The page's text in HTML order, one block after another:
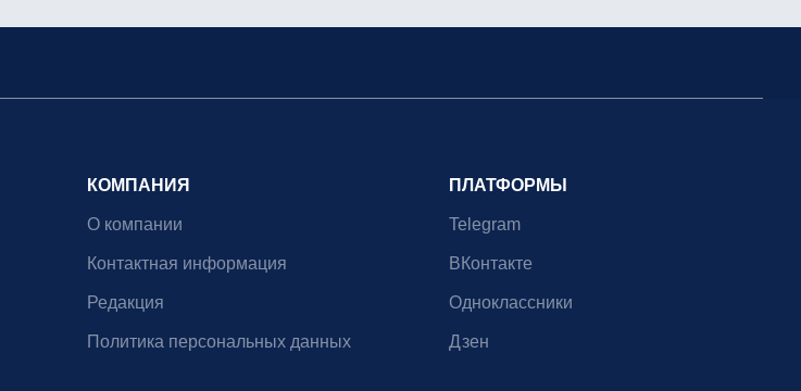
КОМПАНИЯ
О компании
Контактная информация
Редакция
Политика персональных данных
ПЛАТФОРМЫ
Telegram
ВКонтакте
Одноклассники
Дзен